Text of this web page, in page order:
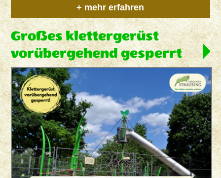
+ mehr erfahren
Großes klettergerüst
vorübergehend gesperrt